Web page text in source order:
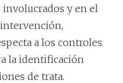
involucrados y en el
a los controles
la identificación
de trata.